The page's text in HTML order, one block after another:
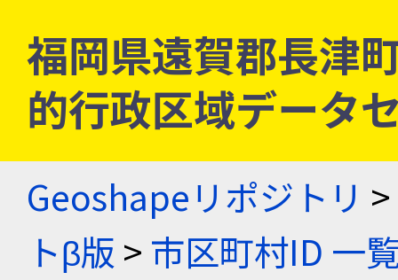
福岡県遠賀郡長津
的行政区域データ
Geoshapeリポジトリ >
トβ版 > 市区町村ID 一